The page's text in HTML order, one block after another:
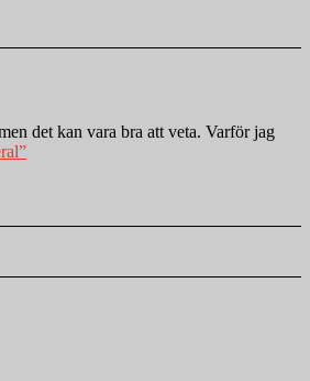
det kan vara bra att veta. Varför jag